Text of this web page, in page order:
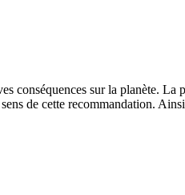
conséquences sur la planète. La
sens de cette recommandation.